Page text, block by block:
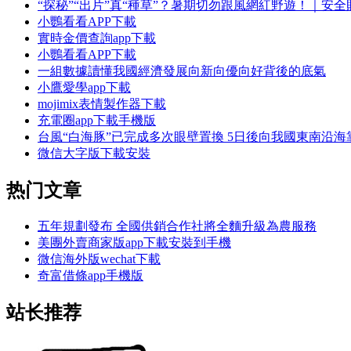
“探秘”“出片”真“種草”？暑期切勿跟風網紅野遊！｜安全
小鸚看看APP下載
實時金價查詢app下載
小鸚看看APP下載
一組數據讀懂我國經濟發展向新向優向好背後的底氣
小鷹愛學app下載
mojimix表情製作器下載
充電圈app下載手機版
台風“白海豚”已完成多次眼壁置換 5日後向我國東南沿海
微信大字版下載安裝
热门文章
五年規劃發布 全國供銷合作社將全麵升級為農服務
美團外賣商家版app下載安裝到手機
微信海外版wechat下載
奇富借條app手機版
站长推荐